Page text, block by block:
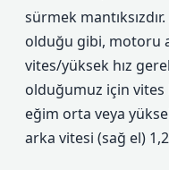
sürmek
olduğu gibi, motoru
vites/yüksek hız
olduğumuz için vites
eğim orta veya
arka vitesi (sağ el) 1,2